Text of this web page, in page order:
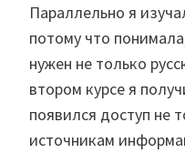
Параллельно я
потому что
нужен не только
втором курсе я
появился доступ не
источникам